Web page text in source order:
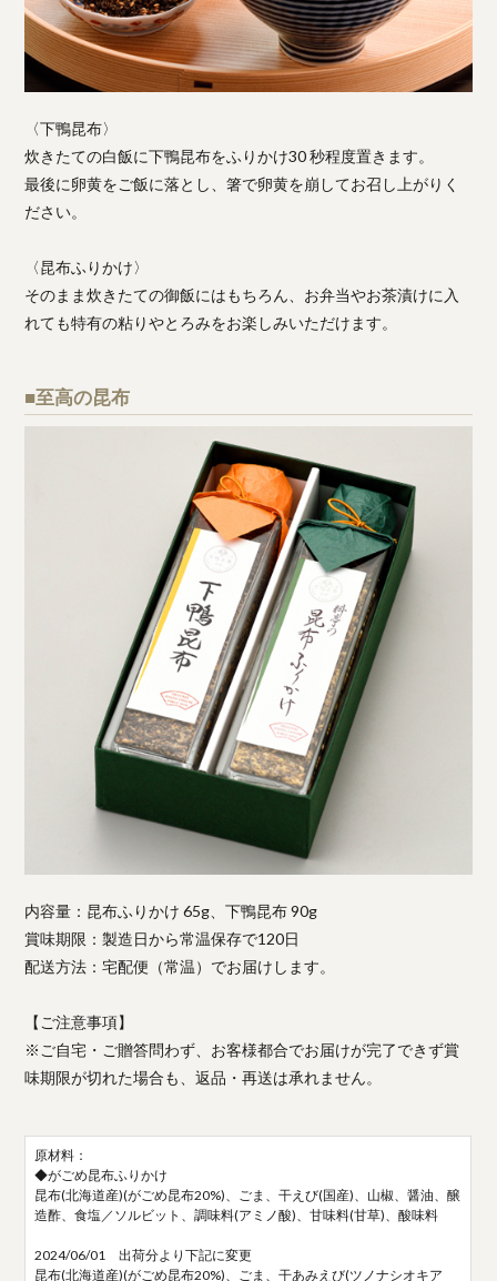
〈下鴨昆布〉
炊きたての白飯に下鴨昆布をふりかけ30 秒程度置きます。
最後に卵黄をご飯に落とし、箸で卵黄を崩してお召し上がりく
ださい。
〈昆布ふりかけ〉
そのまま炊きたての御飯にはもちろん、お弁当やお茶漬けに入
れても特有の粘りやとろみをお楽しみいただけます。
■至高の昆布
内容量：昆布ふりかけ 65g、下鴨昆布 90g
賞味期限：製造日から常温保存で120日
配送方法：宅配便（常温）でお届けします。
【ご注意事項】
※ご自宅・ご贈答問わず、お客様都合でお届けが完了できず賞
味期限が切れた場合も、返品・再送は承れません。
原材料：
◆がごめ昆布ふりかけ
昆布(北海道産)(がごめ昆布20%)、ごま、干えび(国産)、山椒、醤油、醸
造酢、食塩／ソルビット、調味料(アミノ酸)、甘味料(甘草)、酸味料
2024/06/01 出荷分より下記に変更
昆布(北海道産)(がごめ昆布20%)、ごま、干あみえび(ツノナシオキア